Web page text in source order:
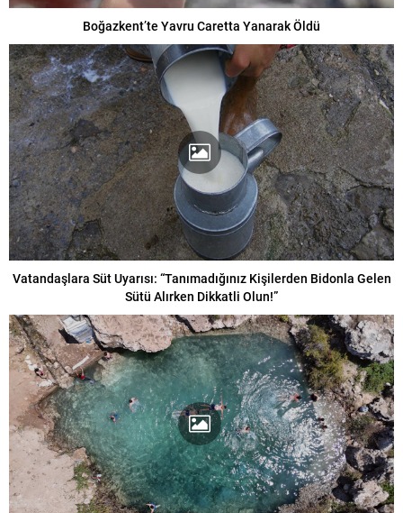
Boğazkent’te Yavru Caretta Yanarak Öldü
Vatandaşlara Süt Uyarısı: “Tanımadığınız Kişilerden Bidonla Gelen
Sütü Alırken Dikkatli Olun!”